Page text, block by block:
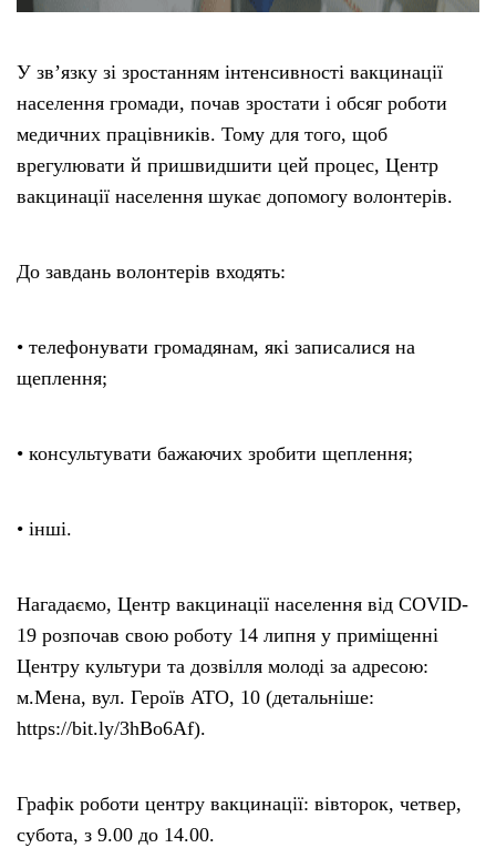
У зв’язку зі зростанням інтенсивності вакцинації
населення громади, почав зростати і обсяг роботи
медичних працівників. Тому для того, щоб
врегулювати й пришвидшити цей процес, Центр
вакцинації населення шукає допомогу волонтерів.
До завдань волонтерів входять:
• телефонувати громадянам, які записалися на
щеплення;
• консультувати бажаючих зробити щеплення;
• інші.
Нагадаємо, Центр вакцинації населення від COVID-
19 розпочав свою роботу 14 липня у приміщенні
Центру культури та дозвілля молоді за адресою:
м.Мена, вул. Героїв АТО, 10 (детальніше:
https://bit.ly/3hBo6Af).
Графік роботи центру вакцинації: вівторок, четвер,
субота, з 9.00 до 14.00.